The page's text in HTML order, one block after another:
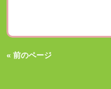
« 前のページ